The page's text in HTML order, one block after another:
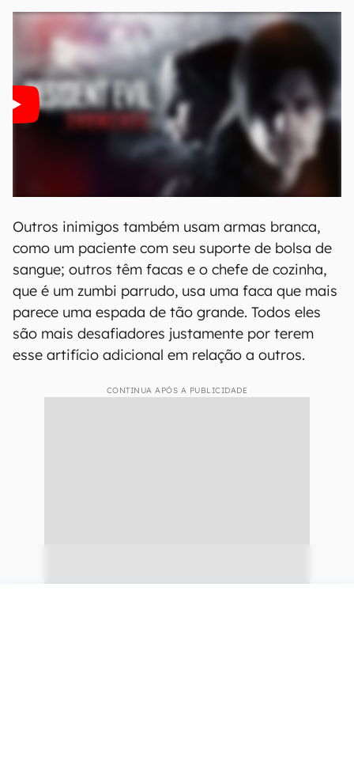
Outros inimigos também usam armas branca,
como um paciente com seu suporte de bolsa de
sangue; outros têm facas e o chefe de cozinha,
que é um zumbi parrudo, usa uma faca que mais
parece uma espada de tão grande. Todos eles
são mais desafiadores justamente por terem
esse artifício adicional em relação a outros.
CONTINUA APÓS A PUBLICIDADE